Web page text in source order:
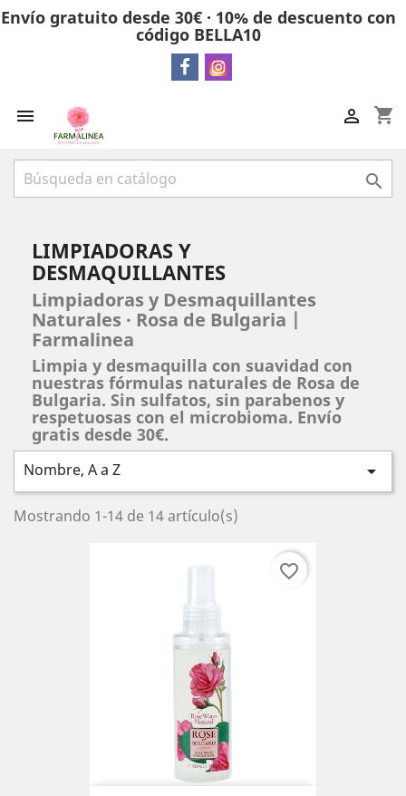
Envío gratuito desde 30€ · 10% de descuento con
código BELLA10
 shopping_cart


LIMPIADORAS Y
DESMAQUILLANTES
Limpiadoras y Desmaquillantes
Naturales · Rosa de Bulgaria |
Farmalinea
Limpia y desmaquilla con suavidad con
nuestras fórmulas naturales de Rosa de
Bulgaria. Sin sulfatos, sin parabenos y
respetuosas con el microbioma. Envío
gratis desde 30€.
Nombre, A a Z 
Mostrando 1-14 de 14 artículo(s)
favorite_border